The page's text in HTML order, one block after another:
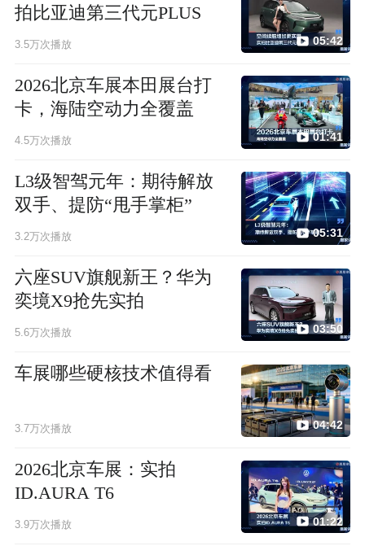
拍比亚迪第三代元PLUS
3.5万次播放 05:42
2026北京车展本田展台打
卡，海陆空动力全覆盖
4.5万次播放 01:41
L3级智驾元年：期待解放
双手、提防“甩手掌柜”
3.2万次播放 05:31
六座SUV旗舰新王？华为
奕境X9抢先实拍
5.6万次播放 03:50
车展哪些硬核技术值得看
3.7万次播放 04:42
2026北京车展：实拍
ID.AURA T6
3.9万次播放 01:22